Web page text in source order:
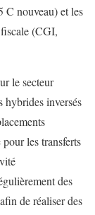
C nouveau) et les
(CGI,
le secteur
hybrides inversés
les transferts
des
de réaliser des